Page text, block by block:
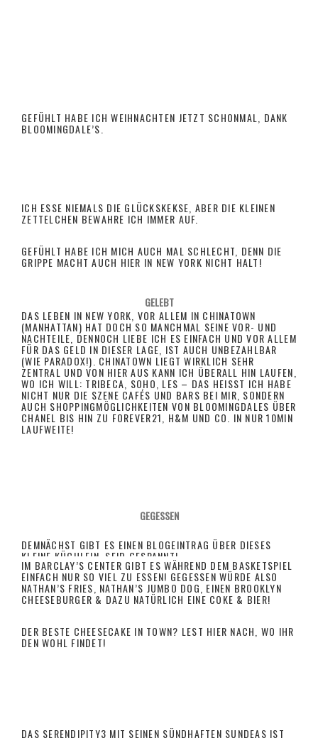
GEFÜHLT HABE ICH WEIHNACHTEN JETZT SCHONMAL, DANK
BLOOMINGDALE’S.
ICH ESSE NIEMALS DIE GLÜCKSKEKSE, ABER DIE KLEINEN
ZETTELCHEN BEWAHRE ICH IMMER AUF.
GEFÜHLT HABE ICH MICH AUCH MAL SCHLECHT, DENN DIE
GRIPPE MACHT AUCH HIER IN NEW YORK NICHT HALT!
GELEBT
SKYLINE VON MANHATTAN
SEIT NEUSTEM LIEBE ICH WEISSE BLUMEN – ICH WAR G
ENERELL NIE SO EIN GROSSER FAN VON BLUMEN, DA DIESE NI
E SO LANGE BEI MIR AM LEBEN BLEIBEN, ABER NUN SEHE IC
H ERST WIE SEHR EIN WENIG GRÜNE LIEBE, DOCH DAS LE
BEN FARBIGER MACHEN. SEIT ICH AUCH NUN HIER IN
YORK MEIN ZIMMER ETWAS AUF TRAPP BRINGEN MUSS, SIND
WEISSE BLUMEN MIR AM LIEBSTEN.
DAS LEBEN IN NEW YORK, VOR ALLEM IN CHINATOWN
(MANHATTAN) HAT DOCH SO MANCHMAL SEINE VOR- UND
NACHTEILE , DENNOCH LIEBE ICH ES EINFACH UND VOR ALLEM
FÜR DAS GELD IN DIESER LAGE, IST AUCH UNBEZAHLBAR
(WIE PARADOX!). CHINATOWN LIEGT WIRKLICH SEHR
ZENTRAL UND VON HIER AUS KANN ICH ÜBERALL HIN LAUFEN,
WO ICH WILL: TRIBECA, SOHO, LES – DAS HEISST ICH HABE N
ICHT NUR DIE SZENE CAFÉS UND BARS BEI MIR, SONDERN A
UCH SHOPPINGMÖGLICHKEITEN VON BLOOMINGDALES ÜBER C
HANEL BIS HIN ZU FOREVER21, H&M UND CO. IN NUR 10MIN L
AUFWEITE!
GEGESSEN
DEMNÄCHST GIBT ES EINEN BLOGEINTRAG ÜBER DIESES
KLEINE KÜCHLEIN. SEID GESPANNT!
IM BARCLAY’S CENTER GIBT ES WÄHREND DEM BASKETSPIEL
EINFACH NUR SO VIEL ZU ESSEN! GEGESSEN WÜRDE ALSO
NATHAN’S FRIES, NATHAN’S JUMBO DOG, EINEN BROOKLYN
CHEESEBURGER & DAZU NATÜRLICH EINE COKE & BIER!
DER BESTE CHEESECAKE IN TOWN? LEST HIER NACH, WO IHR
DEN WOHL FINDET!
DAS SERENDIPITY3 MIT SEINEN SÜNDHAFTEN SUNDEAS IST